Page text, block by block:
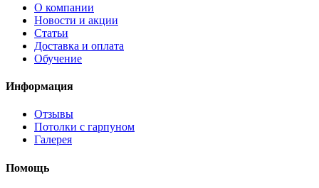
О компании
Новости и акции
Статьи
Доставка и оплата
Обучение
Информация
Отзывы
Потолки с гарпуном
Галерея
Помощь